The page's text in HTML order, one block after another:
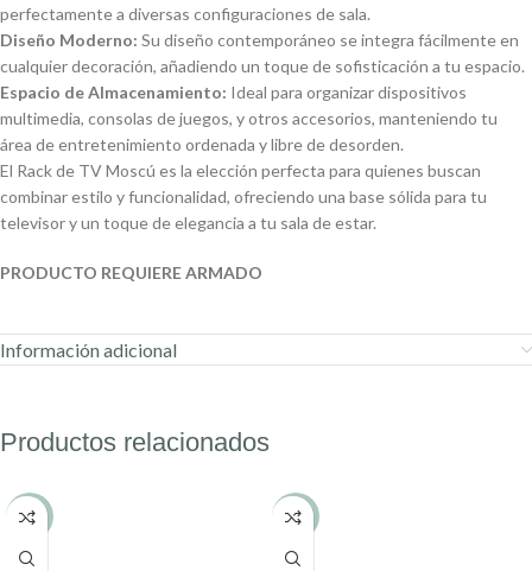
perfectamente a diversas configuraciones de sala.
Diseño Moderno: Su diseño contemporáneo se integra fácilmente en
cualquier decoración, añadiendo un toque de sofisticación a tu espacio.
Espacio de Almacenamiento: Ideal para organizar dispositivos
multimedia, consolas de juegos, y otros accesorios, manteniendo tu
área de entretenimiento ordenada y libre de desorden.
El Rack de TV Moscú es la elección perfecta para quienes buscan
combinar estilo y funcionalidad, ofreciendo una base sólida para tu
televisor y un toque de elegancia a tu sala de estar.
PRODUCTO REQUIERE ARMADO
Información adicional
Productos relacionados
-16% -13%